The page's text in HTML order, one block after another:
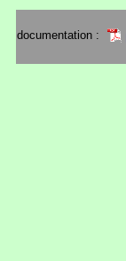
documentation :